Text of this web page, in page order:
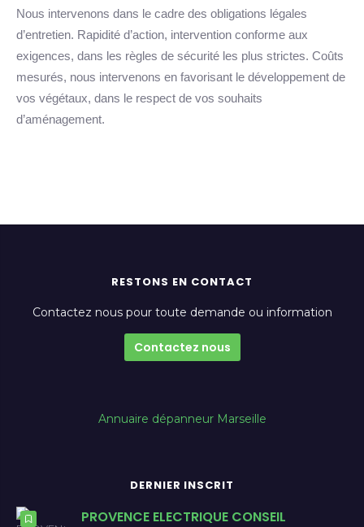
Nous intervenons dans le cadre des obligations légales
d’entretien. Rapidité d’action, intervention conforme aux
exigences, dans les règles de sécurité les plus strictes. Coûts
mesurés, nous intervenons en favorisant le développement de
vos végétaux, dans le respect de vos souhaits
d’aménagement.
RESTONS EN CONTACT
Contactez nous pour toute demande ou information
Contactez nous
Annuaire dépanneur Marseille
DERNIER INSCRIT
PROVENCE ELECTRIQUE CONSEIL